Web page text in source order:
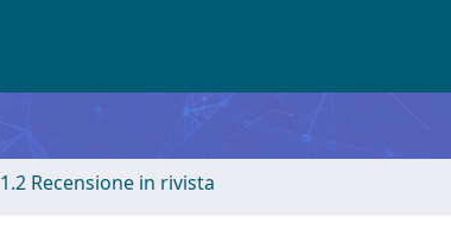
1.2 Recensione in rivista